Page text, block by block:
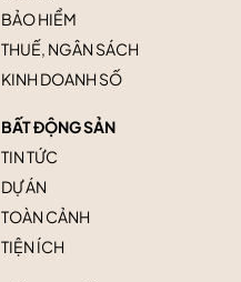
BẢO HIỂM
THUẾ, NGÂN SÁCH
KINH DOANH SỐ
BẤT ĐỘNG SẢN
TIN TỨC
DỰ ÁN
TOÀN CẢNH
TIỆN ÍCH